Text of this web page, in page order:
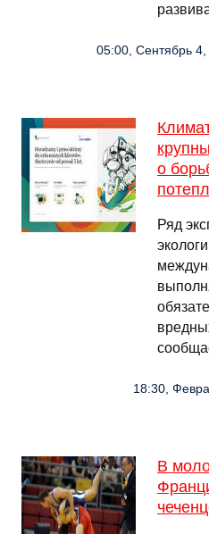
05:00, Сентябрь
о
Ряд
18:30,
В